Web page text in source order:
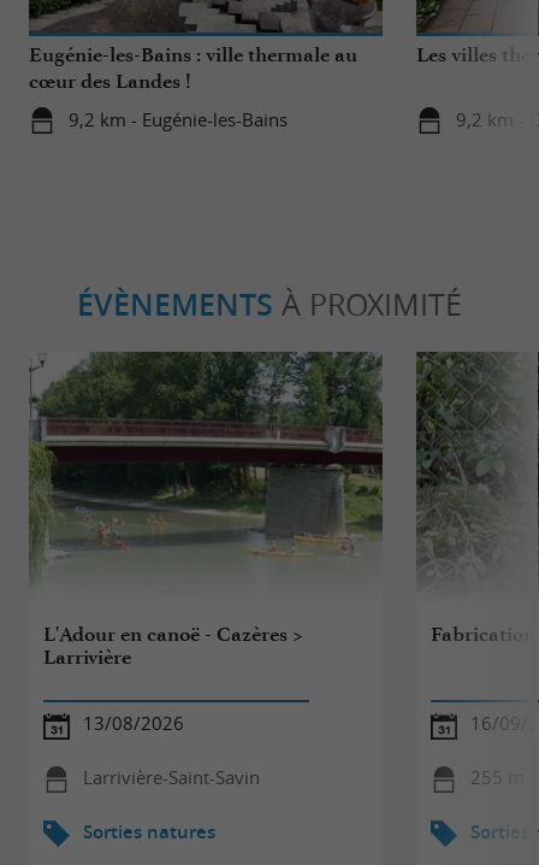
Eugénie-les-Bains : ville thermale au
cœur des Landes !
9,2 km - Eugénie-les-Bains
Les villes
9,2 km -
ÉVÈNEMENTS À PROXIMITÉ
L'Adour en canoë - Cazères >
Larrivière
13/08/2026
Larrivière-Saint-Savin
Sorties natures
Fabrication
16/09/
255 m
Sorties